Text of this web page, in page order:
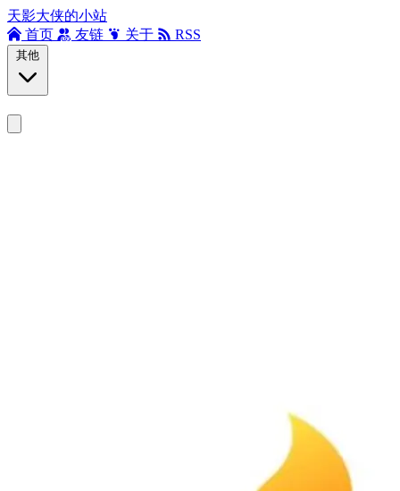
天影大侠的小站
首页
友链 关于 RSS
其他